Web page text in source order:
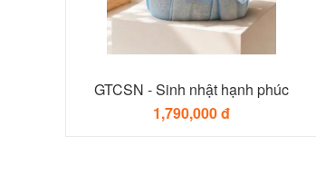
GTCSN - Sinh nhật hạnh phúc
1,790,000 đ